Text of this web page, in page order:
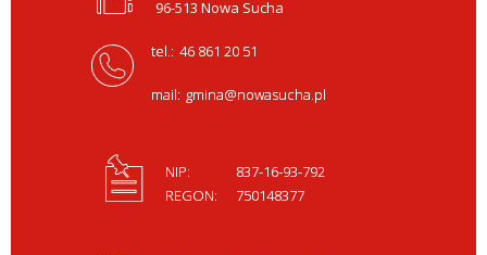
96-513 Nowa Sucha
tel.: 46 861 20 51
mail: gmina@nowasucha.pl
NIP:
837-16-93-792
REGON:
750148377